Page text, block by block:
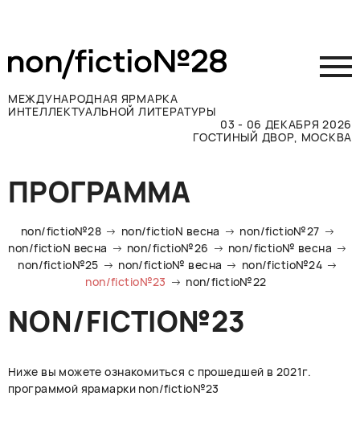
МЕЖДУНАРОДНАЯ ЯРМАРКА
ИНТЕЛЛЕКТУАЛЬНОЙ ЛИТЕРАТУРЫ
03 - 06 ДЕКАБРЯ 2026
ГОСТИНЫЙ ДВОР, МОСКВА
Принять участие
Участникам
Посетителям
Программа
Прессе
Контакты
РУССКИЙ ENGLISH CHINESE
ПРОГРАММА
non/fictio№28 non/fictioN весна
non/fictio№27
non/fictioN весна
non/fictio№26
non/fictio№ весна
non/fictio№25
non/fictio№ весна
non/fictio№24
non/fictio№23
non/fictio№22
NON/FICTIO№23
Ниже вы можете ознакомиться с прошедшей в 2021г.
программой ярамарки non/fictio№23